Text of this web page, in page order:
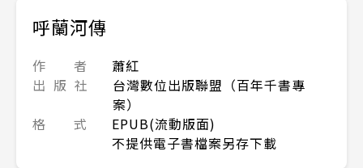
呼蘭河傳
作 者
蕭紅
出 版 社
台灣數位出版聯盟（百年千書專
案）
格 式
EPUB(流動版面)
不提供電子書檔案另存下載